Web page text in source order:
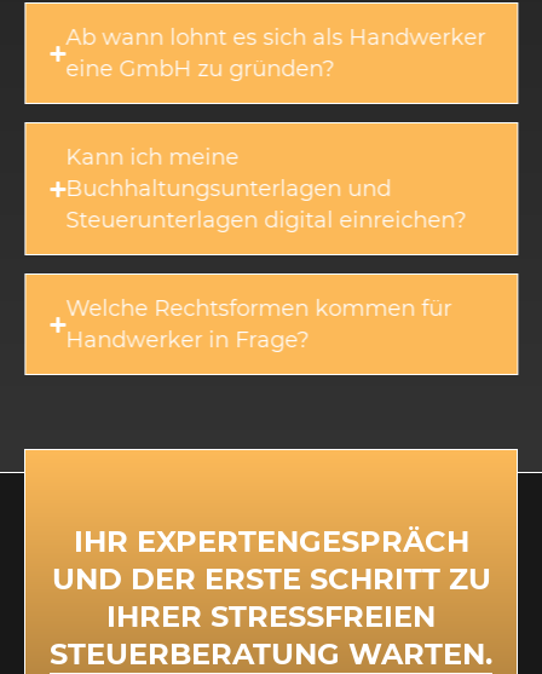
Ab wann lohnt es sich als Handwerker
eine GmbH zu gründen?
Kann ich meine
Buchhaltungsunterlagen und
Steuerunterlagen digital einreichen?
Welche Rechtsformen kommen für
Handwerker in Frage?
IHR EXPERTENGESPRÄCH
UND DER ERSTE SCHRITT ZU
IHRER STRESSFREIEN
STEUERBERATUNG WARTEN.